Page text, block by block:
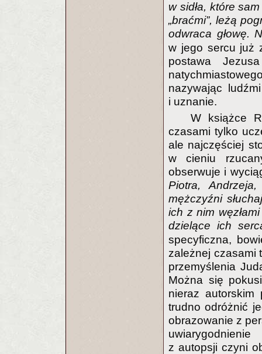
w sidła, które
„braćmi”, leżą
odwraca głowę.
w jego sercu już
postawa
nazywając
i uznanie.
W książce
czasami tylko
ale najczęściej
w cieniu
obserwuje i
Piotra,
mężczyźni
ich z nim
dzielące ich
specyficzna,
zależnej czasami
przemyślenia
Można się
nieraz
trudno odróżnić
obrazowanie z
z autopsji czyni